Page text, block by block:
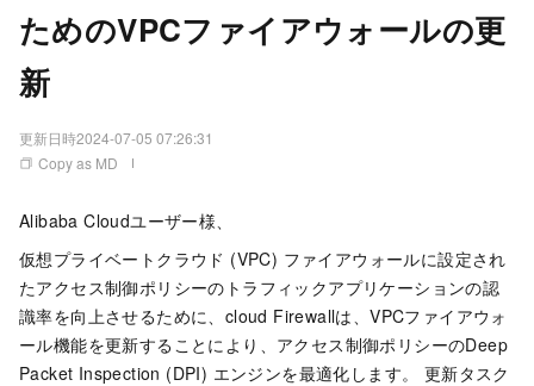
ためのVPCファイアウォールの更
新
更新日時2024-07-05 07:26:31
Copy as MD
Alibaba Cloudユーザー様、
仮想プライベートクラウド (VPC) ファイアウォールに設定され
たアクセス制御ポリシーのトラフィックアプリケーションの認
識率を向上させるために、cloud Firewallは、VPCファイアウォ
ール機能を更新することにより、アクセス制御ポリシーのDeep
Packet Inspection (DPI) エンジンを最適化します。 更新タスク